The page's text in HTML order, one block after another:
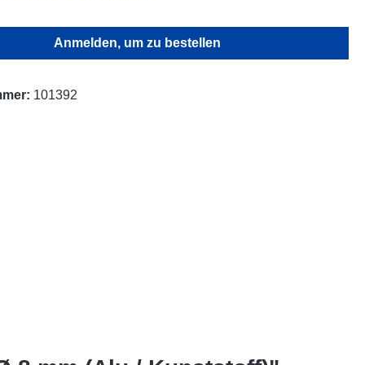
Anmelden, um zu bestellen
101392